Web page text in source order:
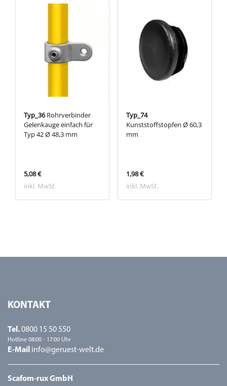
Typ_36Rohrverbinder
Gelenkauge einfach für
Typ 42 Ø 48,3 mm
5,08 €
inkl. MwSt.
Typ_74
Kunststoffstopfen Ø 60,3
mm
1,98 €
inkl. MwSt.
KONTAKT
Tel.0800 15 50 550
Hotline 08:00 - 17:00 Uhr
E-Mail info@geruest-welt.de
Scafom-rux GmbH